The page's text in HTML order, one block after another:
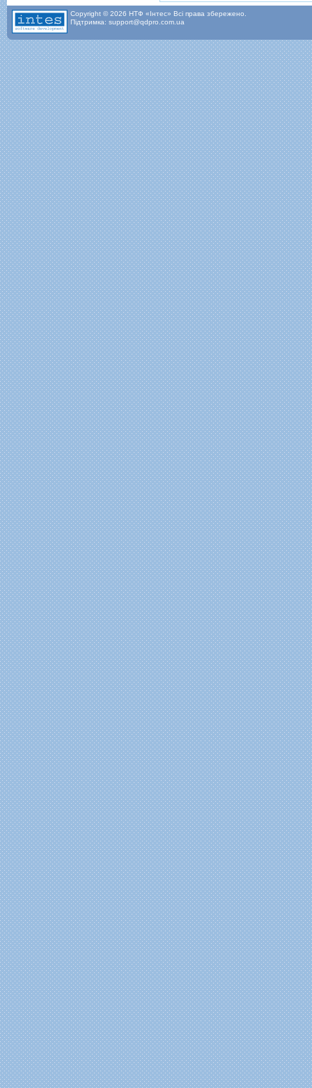
Copyright © 2026 НТФ «Інтес» Всі права збережено.
Підтримка: support@qdpro.com.ua